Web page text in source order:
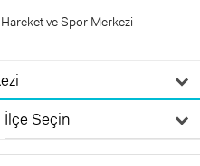
ve Spor Merkezi